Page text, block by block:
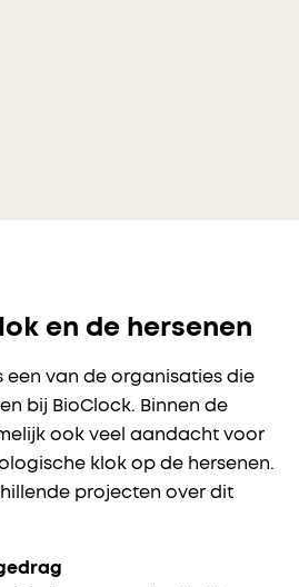
en de hersenen
een van de organisaties die
bij BioClock. Binnen de
ook veel aandacht voor
klok op de hersenen.
projecten over dit